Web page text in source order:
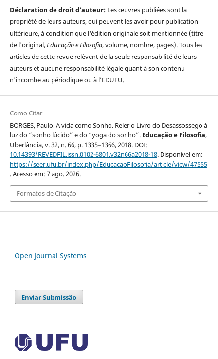
Déclaration de droit d’auteur: Les œuvres publiées sont la
propriété de leurs auteurs, qui peuvent les avoir pour publication
ultérieure, à condition que l'édition originale soit mentionnée (titre
de l'original,Educação e Filosofia, volume, nombre, pages). Tous les
articles de cette revue relèvent de la seule responsabilité de leurs
auteurs et aucune responsabilité légale quant à son contenu
n'incombe au périodique ou à l’EDUFU.
Como Citar
BORGES, Paulo. A vida como Sonho. Reler o Livro do Desassossego à
luz do “sonho lúcido” e do “yoga do sonho”. Educação e Filosofia,
Uberlândia, v. 32, n. 66, p. 1335–1366, 2018. DOI:
10.14393/REVEDFIL.issn.0102-6801.v32n66a2018-18. Disponível em:
https://seer.ufu.br/index.php/EducacaoFilosofia/article/view/47555
. Acesso em: 7 ago. 2026.
Formatos de Citação
Open Journal Systems
Enviar Submissão